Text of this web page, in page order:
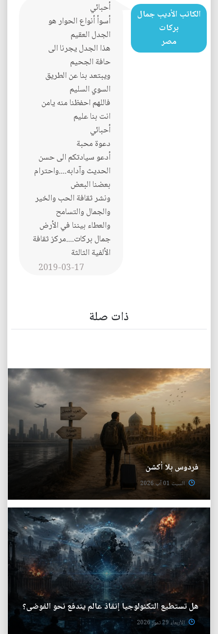
الكاتب الأديب جمال
بركات
مصر
أحبائي
أسوأ أنواع الحوار هو
الجدل العقيم
هذا الجدل يجرنا الى
حافة الجحيم
ويبتعد بنا عن الطريق
السوي السليم
فاللهم احفظنا منه يامن
انت بنا عليم
أحبائي
دعوة محبة
أدعو سيادتكم الى حسن
الحديث وآدابه....واحترام
بعضنا البعض
ونشر ثقافة الحب والخير
والجمال والتسامح
والعطاء بيننا في الأرض
جمال بركات....مركز ثقافة
الألفية الثالثة
2019-03-17
ذات صلة
فردوس بلا أكشن
السبت 01 آب 2026
هل تستطيع التكنولوجيا إنقاذ عالم يندفع نحو الفوضى؟
الأربعاء 29 تموز 2026